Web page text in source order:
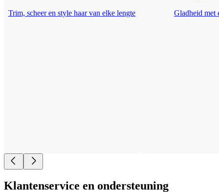
Trim, scheer en style haar van elke lengte​ Gladheid met
Klantenservice en ondersteuning